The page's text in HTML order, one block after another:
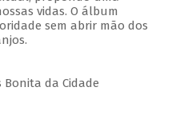
vidas. O álbum
sem abrir mão dos